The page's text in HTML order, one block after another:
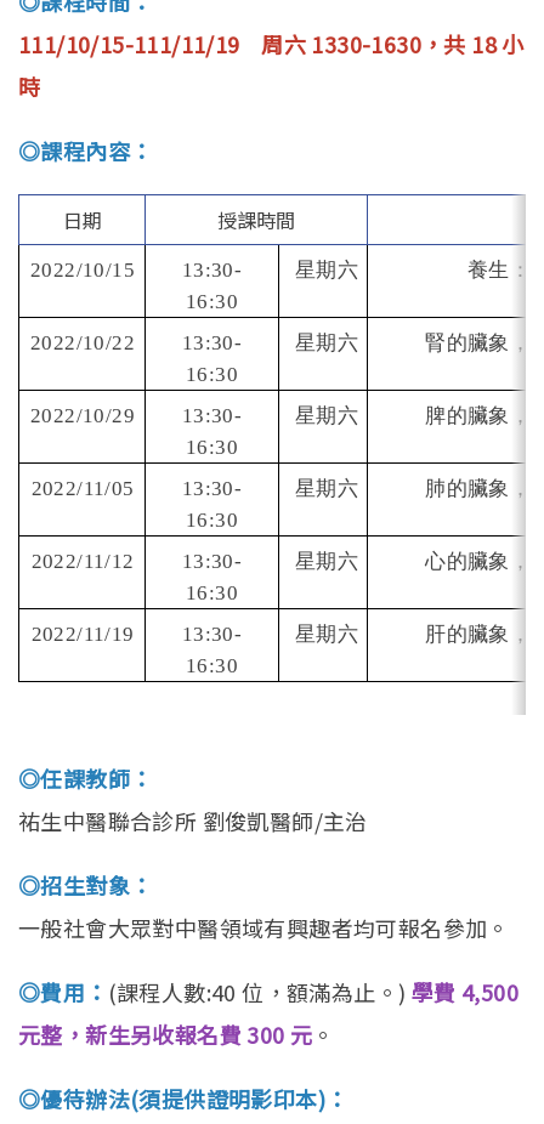
111/10/15-111/11/19 周六 1330-1630，共 18 小
時
◎課程內容：
日期 授課時間
2022/10/15
13:30-
16:30
星期六 養生：
2022/10/22
13:30-
16:30
星期六 腎的臟象，
2022/10/29
13:30-
16:30
星期六 脾的臟象，
2022/11/05
13:30-
16:30
星期六 肺的臟象，
2022/11/12
13:30-
16:30
星期六 心的臟象，
2022/11/19
13:30-
16:30
星期六 肝的臟象，
◎任課教師：
祐生中醫聯合診所 劉俊凱醫師/主治
◎招生對象：
一般社會大眾對中醫領域有興趣者均可報名參加。
◎費用： (課程人數:40 位，額滿為止。) 學費 4,500
元整，新生另收報名費 300 元 。
◎優待辦法(須提供證明影印本)：